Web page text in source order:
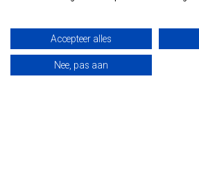
KVK nummer:85989010
Categorieën
Accepteer alles
Nee, pas aan